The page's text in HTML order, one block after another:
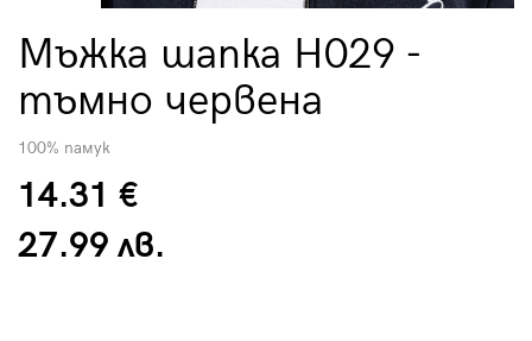
Мъжка шапка H029 -
тъмно червена
100% памук
14.31 €
27.99 лв.